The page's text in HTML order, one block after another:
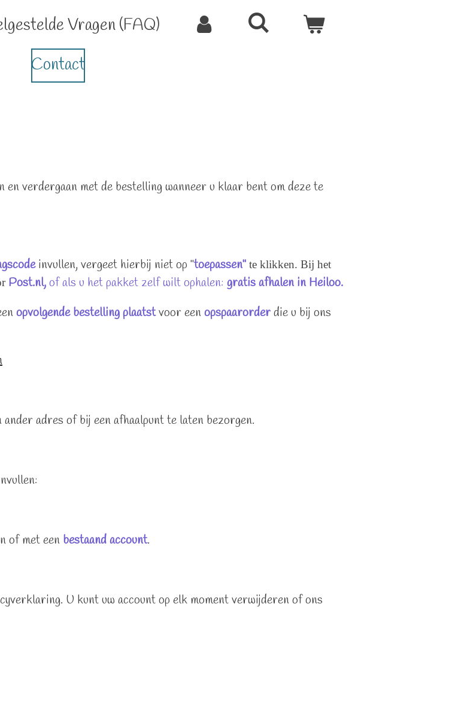
Vragen (FAQ)
Contact
verdergaan met de bestelling wanneer u klaar bent om deze te
invullen, vergeet hierbij niet op "toepassen" te klikken. Bij het
Post.nl,of als u het pakket zelf wilt ophalen: gratis afhalen in Heiloo.
opvolgende bestelling plaatstvoor eenopspaarorderdie u bij ons
adres of bij een afhaalpunt te laten bezorgen.
of met een bestaand account.
U kunt uw account op elk moment verwijderen of ons